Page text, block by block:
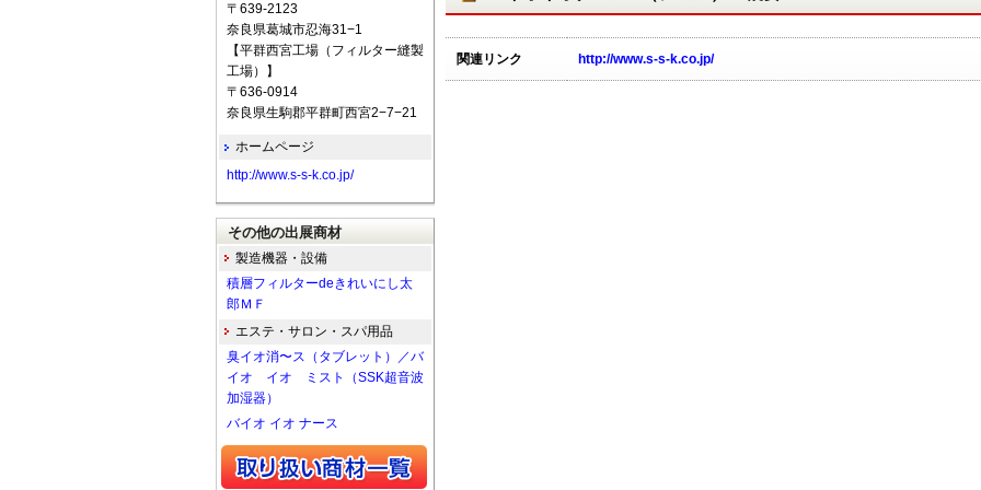
関連リンク http://www.s-s-k.co.jp/
〒639-2123
奈良県葛城市忍海31−1
【平群西宮工場（フィルター縫製
工場）】
〒636-0914
奈良県生駒郡平群町西宮2−7−21
ホームページ
http://www.s-s-k.co.jp/
その他の出展商材
製造機器・設備
積層フィルターdeきれいにし太
郎ＭＦ
エステ・サロン・スパ用品
臭イオ消〜ス（タブレット）／バ
イオ イオ ミスト（SSK超音波
加湿器）
バイオ イオ ナース